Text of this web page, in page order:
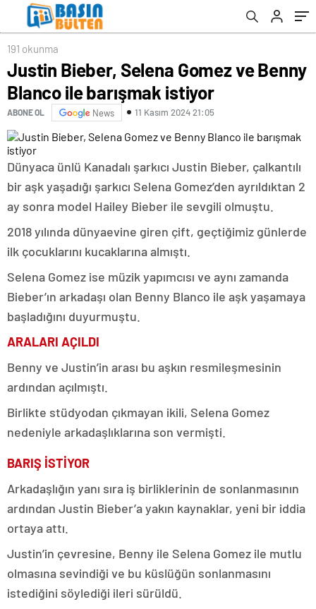
191 okunma
Justin Bieber, Selena Gomez ve Benny
Blanco ile barışmak istiyor
ABONE OL News 11 Kasım 2024 21:05
Dünyaca ünlü Kanadalı şarkıcı Justin Bieber, çalkantılı
bir aşk yaşadığı şarkıcı Selena Gomez’den ayrıldıktan 2
ay sonra model Hailey Bieber ile sevgili olmuştu.
2018 yılında dünyaevine giren çift, geçtiğimiz günlerde
ilk çocuklarını kucaklarına almıştı.
Selena Gomez ise müzik yapımcısı ve aynı zamanda
Bieber’ın arkadaşı olan Benny Blanco ile aşk yaşamaya
başladığını duyurmuştu.
ARALARI AÇILDI
Benny ve Justin’in arası bu aşkın resmileşmesinin
ardından açılmıştı.
Birlikte stüdyodan çıkmayan ikili, Selena Gomez
nedeniyle arkadaşlıklarına son vermişti.
BARIŞ İSTİYOR
Arkadaşlığın yanı sıra iş birliklerinin de sonlanmasının
ardından Justin Bieber’a yakın kaynaklar, yeni bir iddia
ortaya attı.
Justin’in çevresine, Benny ile Selena Gomez ile mutlu
olmasına sevindiği ve bu küslüğün sonlanmasını
istediğini söylediği ileri sürüldü.